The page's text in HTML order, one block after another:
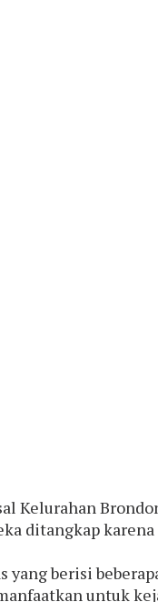
Kelurahan
ditangkap
berisi
untuk